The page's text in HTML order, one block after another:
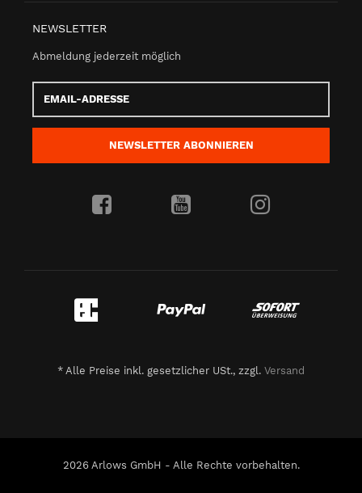
NEWSLETTER
Abmeldung jederzeit möglich
Adresse
NEWSLETTER ABONNIEREN
* Alle Preise inkl. gesetzlicher USt., zzgl. Versand
2026 Arlows GmbH - Alle Rechte vorbehalten.